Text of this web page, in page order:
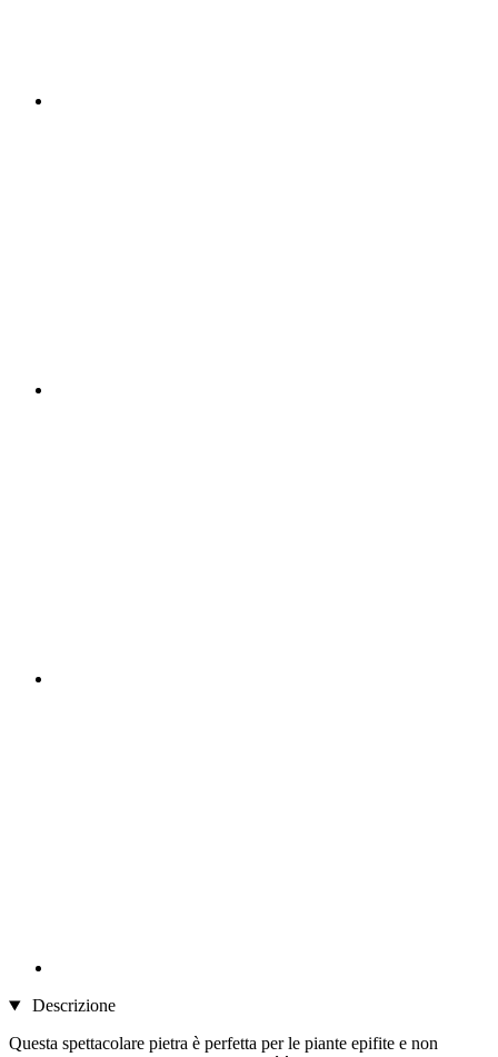
Descrizione
Questa spettacolare pietra è perfetta per le piante epifite e non